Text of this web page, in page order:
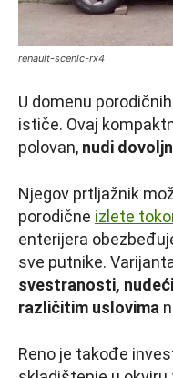
renault-scenic-rx4
U domenu
ističe. Ovaj
polovan, nudi
Njegov prtljažnik
porodične izlete
enterijera
sve putnike.
svestranosti,
različitim uslovima
Reno je takođe